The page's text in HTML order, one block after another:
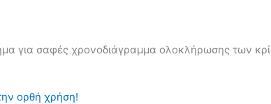
για σαφές χρονοδιάγραμμα ολοκλήρωσης των
ορθή χρήση!